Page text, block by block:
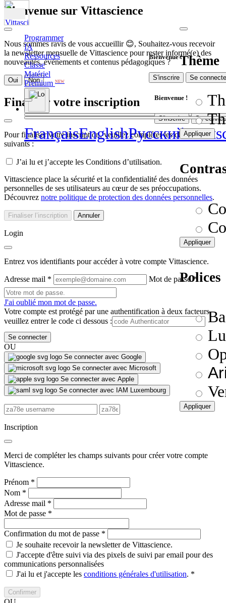
Bienvenue sur Vittascience
Nous sommes ravis de vous accueillir 😊, Souhaitez-vous recevoir
la newsletter mensuelle de Vittascience pour rester informé(e) des
nouveautés, événements et contenus pédagogiques ?
Oui Non
Finaliser votre inscription
Pour finaliser votre inscription, veuillez compléter les champs
suivants :
J’ai lu et j’accepte les Conditions d’utilisation.
Vittascience place la sécurité et la confidentialité des données
personnelles de ses utilisateurs au cœur de ses préoccupations.
Découvrez notre politique de protection des données personnelles.
Finaliser l’inscription Annuler
Login
Entrez vos identifiants pour accéder à votre compte Vittascience.
Adresse mail * Mot de passe *
J'ai oublié mon mot de passe.
Votre compte est protégé par une authentification à deux facteurs,
veuillez entrer le code ci dessous :
Se connecter
OU
Se connecter avec Google
Se connecter avec Microsoft
Se connecter avec Apple
Se connecter avec IAM Luxembourg
Inscription
Merci de compléter les champs suivants pour créer votre compte
Vittascience.
Prénom *
Nom *
Adresse mail *
Mot de passe *
Confirmation du mot de passe *
Je souhaite recevoir la newsletter de Vittascience.
J'accepte d'être suivi via des pixels de suivi par email pour des
communications personnalisées
J'ai lu et j'accepte les conditions générales d'utilisation. *
Confirmer
Bienvenue !
S'inscrire Se
Programmer
IA
Ressources
Classe
Matériel
Premium NEW
Bienvenue !
S'inscrire Se
Thème
Appliquer
Appliquer
Polices
Appliquer
FrançaisEnglishPусский